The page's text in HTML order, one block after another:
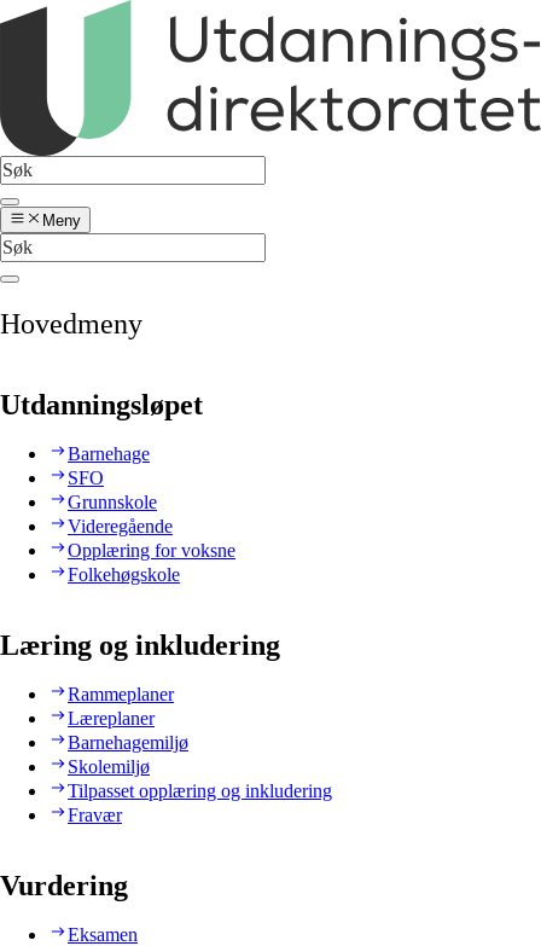
Meny
Hovedmeny
Utdanningsløpet
Barnehage
SFO
Grunnskole
Videregående
Opplæring for voksne
Folkehøgskole
Læring og inkludering
Rammeplaner
Læreplaner
Barnehagemiljø
Skolemiljø
Tilpasset opplæring og inkludering
Fravær
Vurdering
Eksamen